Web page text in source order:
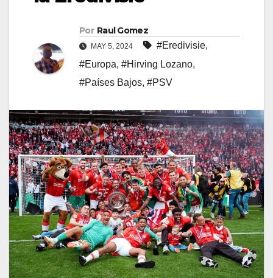
Por Raul Gomez
MAY 5, 2024 #Eredivisie,
#Europa, #Hirving Lozano,
#Países Bajos, #PSV